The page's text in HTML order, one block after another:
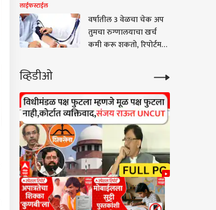
डॉक्टर काय सांगतात?
लाईफस्टाईल
वर्षातील 3 वेळचा चेक अप
तुमचा रुग्णालयाचा खर्च
कमी करू शकतो, रिपोर्टमध्ये
व्हिडीओ